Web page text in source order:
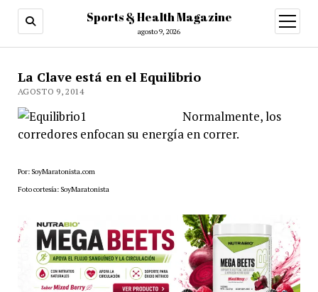
Sports & Health Magazine
agosto 9, 2026
abrir
menú
La Clave está en el Equilibrio
AGOSTO 9, 2014
Normalmente, los
corredores enfocan su energía en correr.
Por: SoyMaratonista.com
Foto cortesía: SoyMaratonista